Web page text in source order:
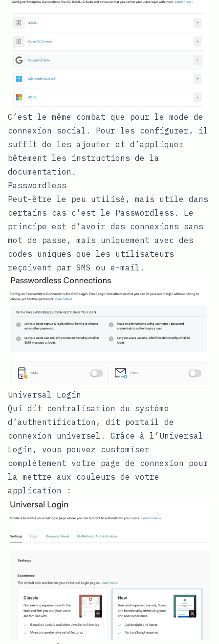
C’est le même combat que pour le mode de
connexion social. Pour les configurer, il
suffit de les ajouter et d’appliquer
bêtement les instructions de la
documentation.
Passwordless
Peut-être le peu utilisé, mais utile dans
certains cas c’est le Passwordless. Le
principe est d’avoir des connexions sans
mot de passe, mais uniquement avec des
codes uniques que les utilisateurs
reçoivent par SMS ou e-mail.
Universal Login
Qui dit centralisation du système
d’authentification, dit portail de
connexion universel. Grâce à l’Universal
Login, vous pouvez customiser
complètement votre page de connexion pour
la mettre aux couleurs de votre
application :